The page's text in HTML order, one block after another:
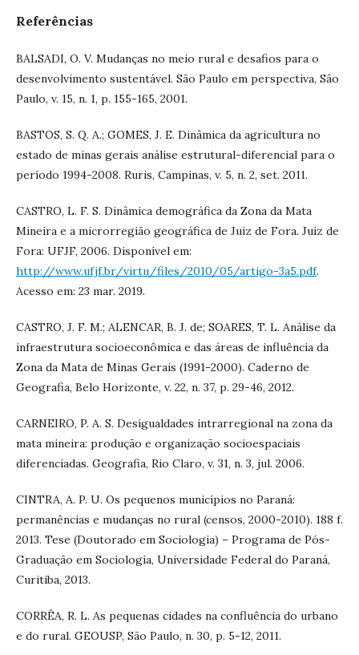
Referências
BALSADI, O. V. Mudanças no meio rural e desafios para o
desenvolvimento sustentável. São Paulo em perspectiva, São
Paulo, v. 15, n. 1, p. 155-165, 2001.
BASTOS, S. Q. A.; GOMES, J. E. Dinâmica da agricultura no
estado de minas gerais análise estrutural-diferencial para o
período 1994-2008. Ruris, Campinas, v. 5, n. 2, set. 2011.
CASTRO, L. F. S. Dinâmica demográfica da Zona da Mata
Mineira e a microrregião geográfica de Juiz de Fora. Juiz de
Fora: UFJF, 2006. Disponível em:
http://www.ufjf.br/virtu/files/2010/05/artigo-3a5.pdf.
Acesso em: 23 mar. 2019.
CASTRO, J. F. M.; ALENCAR, B. J. de; SOARES, T. L. Análise da
infraestrutura socioeconômica e das áreas de influência da
Zona da Mata de Minas Gerais (1991-2000). Caderno de
Geografia, Belo Horizonte, v. 22, n. 37, p. 29-46, 2012.
CARNEIRO, P. A. S. Desigualdades intrarregional na zona da
mata mineira: produção e organização socioespaciais
diferenciadas. Geografia, Rio Claro, v. 31, n. 3, jul. 2006.
CINTRA, A. P. U. Os pequenos municípios no Paraná:
permanências e mudanças no rural (censos, 2000-2010). 188 f.
2013. Tese (Doutorado em Sociologia) – Programa de Pós-
Graduação em Sociologia, Universidade Federal do Paraná,
Curitiba, 2013.
CORRÊA, R. L. As pequenas cidades na confluência do urbano
e do rural. GEOUSP, São Paulo, n. 30, p. 5-12, 2011.